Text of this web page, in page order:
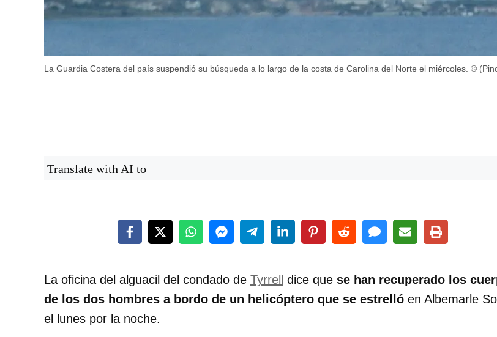
La Guardia Costera del país suspendió su búsqueda a lo largo de la costa de Carolina del Norte el miércoles. ©
Translate with AI to
La oficina del alguacil del condado de Tyrrell dice que se han recuperado los
de los dos hombres a bordo de un helicóptero que se estrelló en Albemarle
el lunes por la noche.